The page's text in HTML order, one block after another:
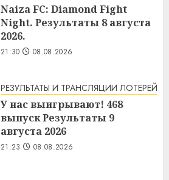
Naiza FC: Diamond Fight
Night. Результаты 8 августа
2026.
21:30 08.08.2026
РЕЗУЛЬТАТЫ И ТРАНСЛЯЦИИ ЛОТЕРЕЙ
У нас выигрывают! 468
выпуск Результаты 9
августа 2026
21:23 08.08.2026